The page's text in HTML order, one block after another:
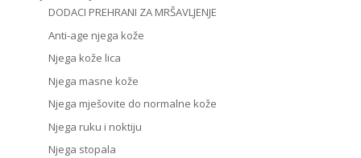
DODACI PREHRANI ZA MRŠAVLJENJE
Anti-age njega kože
Njega kože lica
Njega masne kože
Njega mješovite do normalne kože
Njega ruku i noktiju
Njega stopala